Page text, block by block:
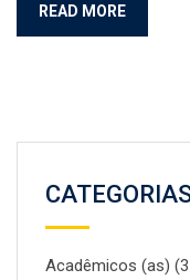
READ MORE
Acadêmicos (as)